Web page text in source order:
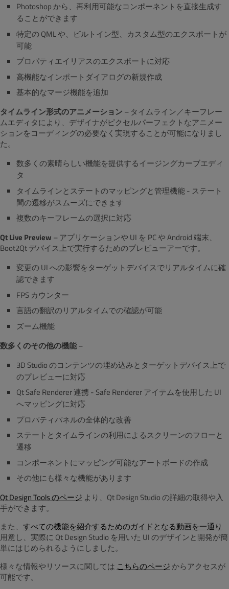
Photoshop から、再利用可能なコンポーネントを直接生成す
ることができます
特定の QML や、ビルトイン型、カスタム型のエクスポートが
可能
プロパティエイリアスのエクスポートに対応
高機能なインポートダイアログの新規作成
基本的なマージ機能を追加
タイムライン形式のアニメーション– タイムライン／キーフレー
ムエディタにより、デザイナがピクセルパーフェクトなアニメー
ションをコーディングの必要なく実現することが可能になりまし
た。
数多くの素晴らしい機能を提供するイージングカーブエディ
タ
タイムラインとステートのマッピングと管理機能 - ステート
間の遷移がスムーズにできます
複数のキーフレームの選択に対応
Qt Live Preview – アプリケーションや UI を PC や Android 端末、
Boot2Qt デバイス上で実行するためのプレビューアーです。
変更の UI への影響をターゲットデバイスでリアルタイムに確
認できます
FPS カウンター
言語の翻訳のリアルタイムでの確認が可能
ズーム機能
数多くのその他の機能–
3D Studio のコンテンツの埋め込みとターゲットデバイス上で
のプレビューに対応
Qt Safe Renderer 連携 - Safe Renderer アイテムを使用した UI
へマッピングに対応
プロパティパネルの全体的な改善
ステートとタイムラインの利用によるスクリーンのフローと
遷移
コンポーネントにマッピング可能なアートボードの作成
その他にも様々な機能があります
Qt Design Tools のページ より、Qt Design Studio の詳細の取得や入
手ができます。
また、 すべての機能を紹介するためのガイドとなる動画を一通り
用意し、実際に Qt Design Studio を用いた UI のデザインと開発が簡
単にはじめられるようにしました。
様々な情報やリソースに関しては こちらのページからアクセスが
可能です。